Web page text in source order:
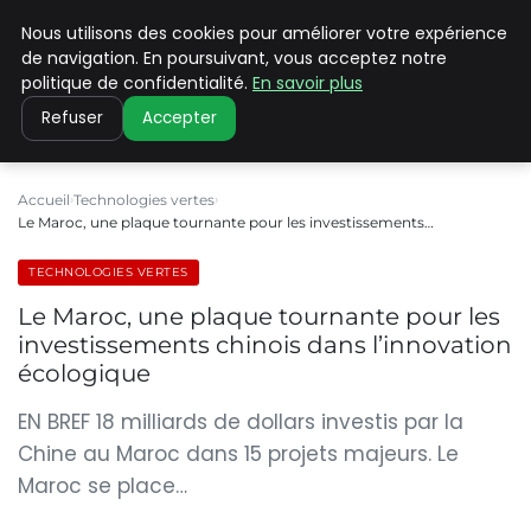
CLIMATE C ADVANCED
Accueil Technologies vertes
Le Maroc, une plaque tournante pour les investissements…
TECHNOLOGIES VERTES
Le Maroc, une plaque tournante pour les
investissements chinois dans l’innovation
écologique
EN BREF 18 milliards de dollars investis par la
Chine au Maroc dans 15 projets majeurs. Le
Maroc se place…
Nous utilisons des cookies pour améliorer votre expérience
de navigation. En poursuivant, vous acceptez notre
politique de confidentialité. En savoir plus
Refuser Accepter